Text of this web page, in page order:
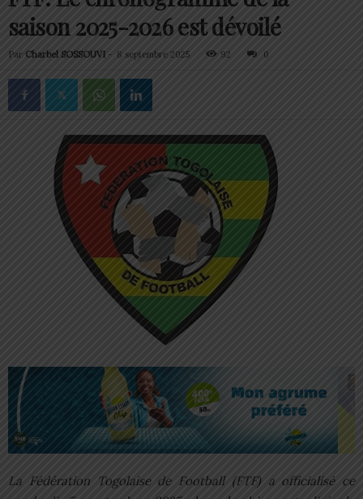
saison 2025-2026 est dévoilé
Par Charbel SOSSOUVI - 8 septembre 2025 92 0
La Fédération Togolaise de Football (FTF) a officialisé ce